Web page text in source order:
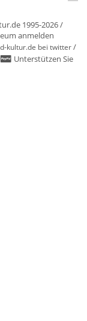
1995-2026 /
anmelden
kultur.de bei twitter/
Unterstützen Sie